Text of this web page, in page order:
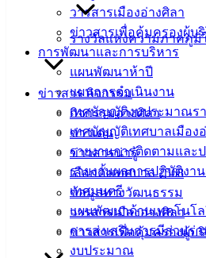
วารสารเมืองอ่างศิลา
ข่าวสารเพื่อคุ้มครองผู้บ
การพัฒนาและการบริหาร
แผนพัฒนาห้าปี
แผนการดำเนินงาน
เทศบัญญัติงบประมาณรา
เทศบัญญัติเทศบาลเมือง
รายงานการติดตามและ
รายงานผลการปฏิบัติงา
เทศมนตรี
แผนพัฒนาด้านเทคโนโล
การส่งเสริมการมีส่วนร่
งบประมาณ
รางวัลแห่งความภาคภูมิ
ข่าวสาร กิจกรรม
กิจกรรมอ่างศิลา
ข่าวเด่น
ข่าวสารน่ารู้
เลือกตั้งเทศบาล 2568
ข้อมูลทางวัฒนธรรม
วารสารเมืองอ่างศิลา
ข่าวสารเพื่อคุ้มครองผู้บ
142-100-104
บริการ
ประชาชน
ดาวน์โหลด
แบบ
ฟอร์ม,
เอกสาร
คู่มือ
สำหรับ
ประชาชน/